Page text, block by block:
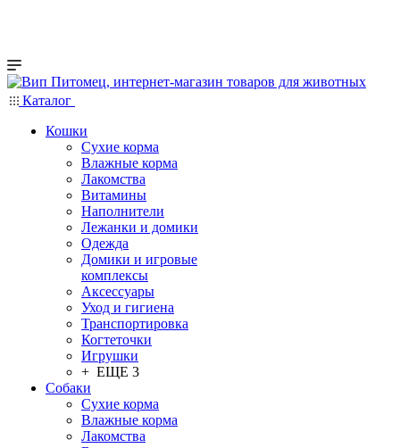
Каталог
Кошки
Сухие корма
Влажные корма
Лакомства
Витамины
Наполнители
Лежанки и домики
Одежда
Домики и игровые
комплексы
Аксессуары
Уход и гигиена
Транспортировка
Когтеточки
Игрушки
+ ЕЩЕ 3
Собаки
Сухие корма
Влажные корма
Лакомства